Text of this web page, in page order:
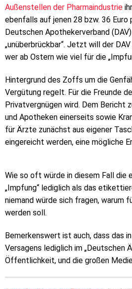
Außenstellen der Pharmaindustrie
ebenfalls auf jenen 28 bzw. 36 Euro
Deutschen Apothekerverband
„unüberbrückbar“. Jetzt will der
wer ab Ostern wie viel für die
Hintergrund des Zoffs um die
Vergütung regelt. Für die Freunde
Privatvergnügen wird. Dem Bericht
und Apotheken einerseits sowie
für Ärzte zunächst aus eigener
eingereicht werden, eine mögliche
Wie so oft würde in diesem Fall die
„Impfung“ lediglich als das
niemand würde sich fragen, warum
werden soll.
Bemerkenswert ist auch, dass das
Versagens lediglich im
Öffentlichkeit, und die großen